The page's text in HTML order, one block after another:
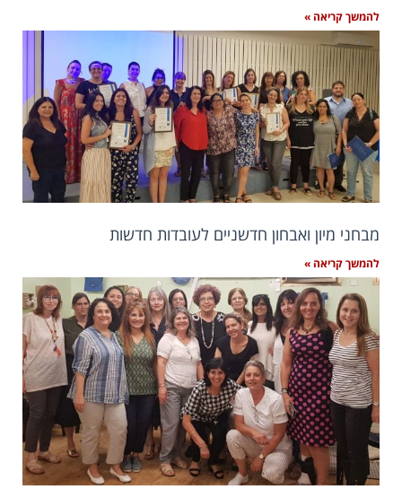
להמשך קריאה »
מבחני מיון ואבחון חדשניים לעובדות חדשות
להמשך קריאה »